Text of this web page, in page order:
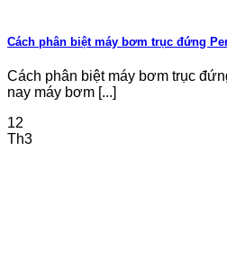
Cách phân biệt máy bơm trục đứng
Cách phân biệt máy bơm trục
nay máy bơm [...]
12
Th3